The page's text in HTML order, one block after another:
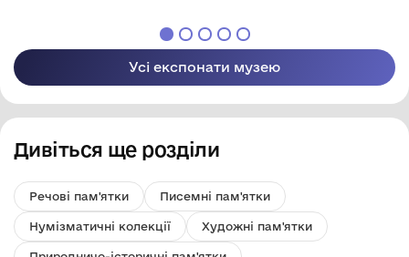
Усі експонати музею
Дивіться ще розділи
Речові пам'ятки Писемні пам'ятки
Нумізматичні колекції Художні пам'ятки